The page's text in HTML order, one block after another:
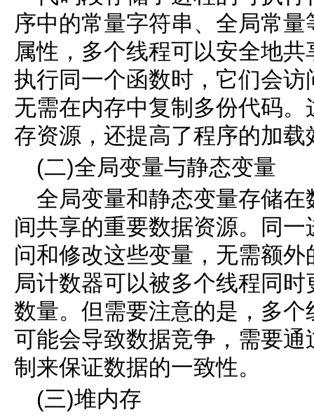
序中的常量字符串、全局常
属性，多个线程可以安全地
执行同一个函数时，它们会
无需在内存中复制多份代码
存资源，还提高了程序的加载
(二)全局变量与静态变量
全局变量和静态变量存储
间共享的重要数据资源。同
问和修改这些变量，无需额
局计数器可以被多个线程同
数量。但需要注意的是，多
可能会导致数据竞争，需要
制来保证数据的一致性。
(三)堆内存